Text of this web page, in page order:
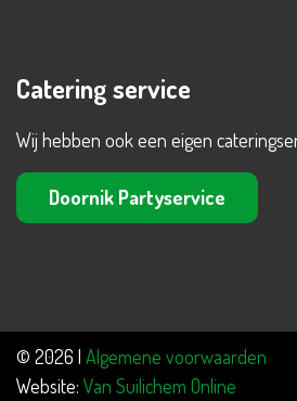
Catering service
Wij hebben ook een eigen
Doornik Partyservice
© 2026 | Algemene voorwaarden
Website: Van Suilichem Online